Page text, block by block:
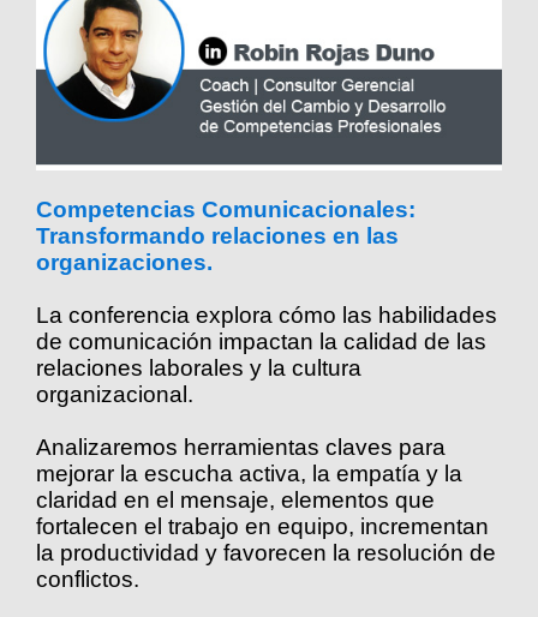
Competencias Comunicacionales:
Transformando relaciones en las
organizaciones.
La conferencia explora cómo las habilidades
de comunicación impactan la calidad de las
relaciones laborales y la cultura
organizacional.
Analizaremos herramientas claves para
mejorar la escucha activa, la empatía y la
claridad en el mensaje, elementos que
fortalecen el trabajo en equipo, incrementan
la productividad y favorecen la resolución de
conflictos.